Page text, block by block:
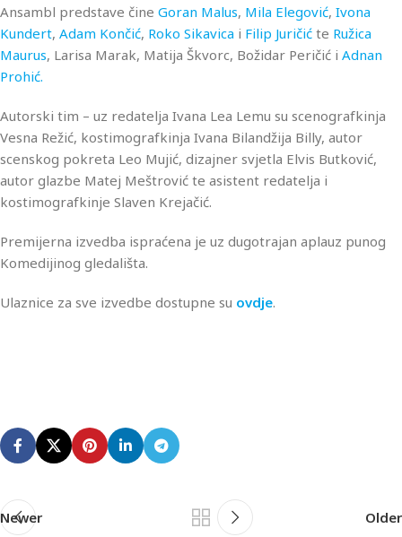
Ansambl predstave čine Goran Malus, Mila Elegović, Ivona
Kundert, Adam Končić, Roko Sikavica i Filip Juričić te Ružica
Maurus, Larisa Marak, Matija Škvorc, Božidar Peričić i Adnan
Prohić.
Autorski tim – uz redatelja Ivana Lea Lemu su scenografkinja
Vesna Režić, kostimografkinja Ivana Bilandžija Billy, autor
scenskog pokreta Leo Mujić, dizajner svjetla Elvis Butković,
autor glazbe Matej Meštrović te asistent redatelja i
kostimografkinje Slaven Krejačić.
Premijerna izvedba ispraćena je uz dugotrajan aplauz punog
Komedijinog gledališta.
Ulaznice za sve izvedbe dostupne su ovdje.
Newer Older